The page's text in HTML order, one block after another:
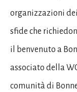
organizzazioni
sfide che
il benvenuto a
associato della
comunità di